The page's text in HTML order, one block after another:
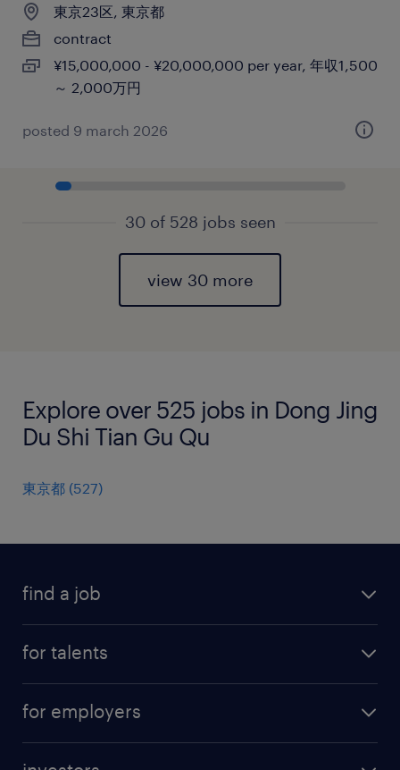
東京23区, 東京都
contract
¥15,000,000 - ¥20,000,000 per year, 年収1,500
～ 2,000万円
posted 9 march 2026
30 of 528 jobs seen
view 30 more
Explore over 525 jobs in Dong Jing
Du Shi Tian Gu Qu
東京都 (527)
find a job
for talents
professional career
for employers